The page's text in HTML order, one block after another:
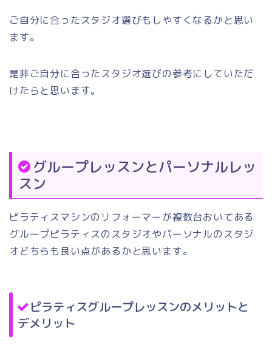
ご自分に合ったスタジオ選びもしやすくなるかと思い
ます。
是非ご自分に合ったスタジオ選びの参考にしていただ
けたらと思います。
グループレッスンとパーソナルレッ
スン
ピラティスマシンのリフォーマーが複数台おいてある
グループピラティスのスタジオやパーソナルのスタジ
オどちらも良い点があるかと思います。
ピラティスグループレッスンのメリットと
デメリット